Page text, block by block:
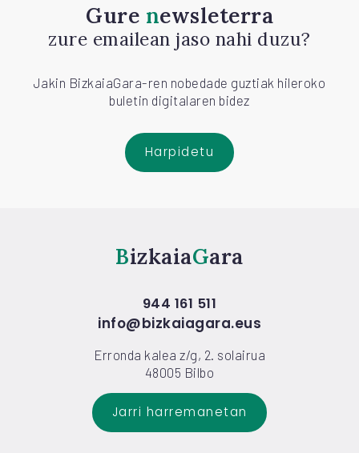
Gure newsleterra
zure emailean jaso nahi duzu?
Jakin BizkaiaGara-ren nobedade guztiak hileroko
buletin digitalaren bidez
Harpidetu
Bizkaia Gara
944 161 511
info@bizkaiagara.eus
Erronda kalea z/g, 2. solairua
48005 Bilbo
Jarri harremanetan